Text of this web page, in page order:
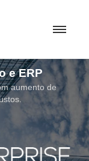
e ERP
aumento de